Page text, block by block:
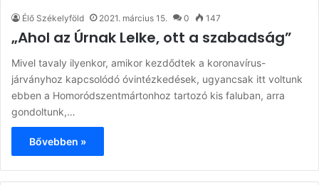
Élő Székelyföld 2021. március 15. 0 147
„Ahol az Úrnak Lelke, ott a szabadság”
Mivel tavaly ilyenkor, amikor kezdődtek a koronavírus-
járványhoz kapcsolódó óvintézkedések, ugyancsak itt voltunk
ebben a Homoródszentmártonhoz tartozó kis faluban, arra
gondoltunk,…
Bővebben »